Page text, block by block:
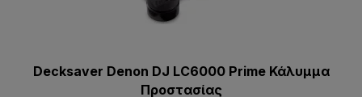
Decksaver Denon DJ LC6000 Prime Κάλυμμα
Προστασίας